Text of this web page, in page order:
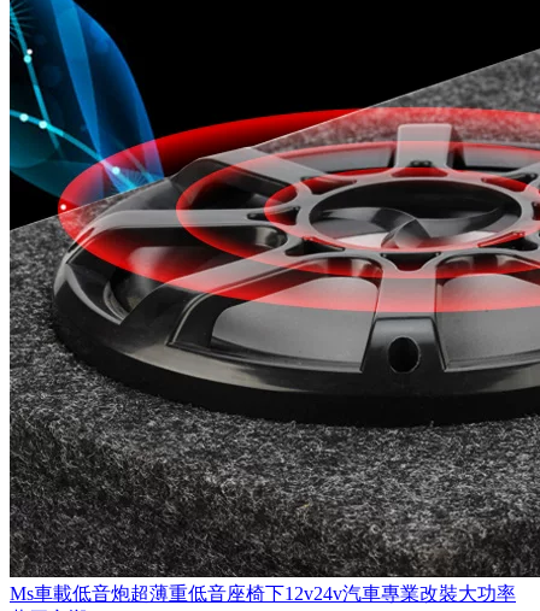
Ms車載低音炮超薄重低音座椅下12v24v汽車專業改裝大功率